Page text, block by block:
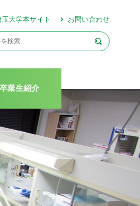
玉大学本サイト お問い合わせ
卒業生紹介